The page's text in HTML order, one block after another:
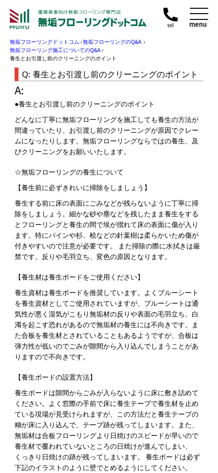
tel menu
無垢フローリングドットコム›無垢フローリングのQ&A ›
無垢フローリング施工についてのQ&A›
養生とお引渡し前のクリーニングのポイント
養生とお引渡し前のクリーニングのポイント
●養生とお引渡し前のクリーニングのポイント
どんなに丁寧に無垢フローリングを施工しても養生の方法が
間違っていたり、お引渡し前のクリーニングが原因でクレー
ムになったりします。無垢フローリングならではの養生、及
びクリーニングをお願いいたします。
☆無垢フローリングの養生について
【養生前に必ずきれいに掃除をしましょう】
養生する前に床の表面にごみなどが残らないように丁寧に掃
除をしましょう。細かな砂や塵などを残したまま養生をする
とフローリングと養生の間で埃が摺れて床の表面に傷が入り
ます。特にパインや杉、桧などの針葉樹は柔らかいため傷が
付きやすいので注意が必要です。 また掃除の際に水拭きは厳
禁です。反りや毛羽立ち、変色の原因となります。
【養生材は養生ボードをご使用ください】
養生資材は養生ボードを推奨しています。よくブルーシート
を養生資材としてご使用されていますが、ブルーシートは通
気性が悪く湿気がこもり無垢材の反りや表面の毛羽立ち、白
濁を起こす恐れがあるので無垢材の養生には不向きです。ま
た合板を養生材とされていることもあるようですが、合板は
弾力性が低いのでごみが隙間から入り込んでしまうことがあ
りますので不向きです。
【養生ボードの設置方法】
養生ボードは隙間からごみが入らないように床に敷き詰めて
ください。よく窓際の手前で床に養生テープで養生材を止め
ている現場が見受けられますが、この方法だと養生テープの
糊が床に入り込んで、テープ跡が残ってしまいます。また、
無垢材は合板フローリングより日焼けのスピードが早いので
養生材で覆われていないところの日焼けが進んでしまい、
くっきり日焼けの跡が残ってしまいます。 養生ボードは必ず
下記のイラストのように壁でとめるようにしてください。